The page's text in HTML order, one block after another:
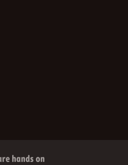
hands on